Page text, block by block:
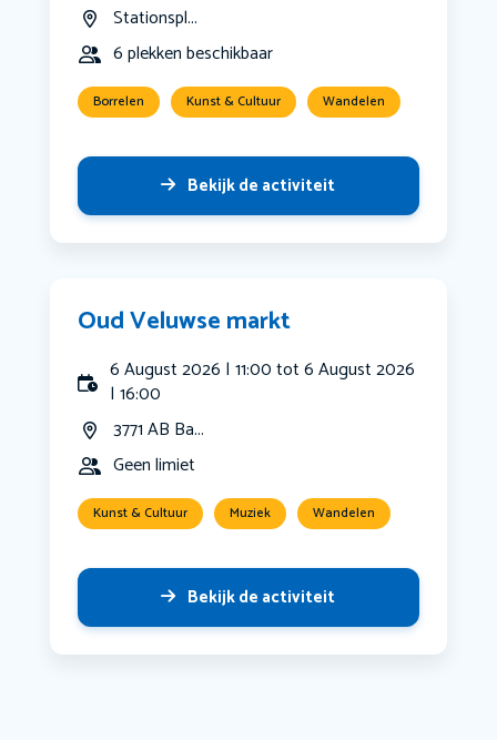
Stationspl...
6 plekken beschikbaar
Borrelen Kunst & Cultuur Wandelen
Bekijk de activiteit
Oud Veluwse markt
6 August 2026 | 11:00 tot 6 August 2026
| 16:00
3771 AB Ba...
Geen limiet
Kunst & Cultuur Muziek Wandelen
Bekijk de activiteit